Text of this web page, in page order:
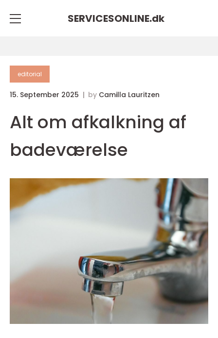
SERVICESONLINE.dk
editorial
15. September 2025 by Camilla Lauritzen
Alt om afkalkning af
badeværelse